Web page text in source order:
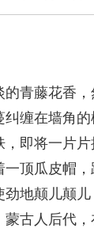
青藤花香
缠在墙角的
即将一片
顶瓜皮帽
地颠儿颠
古人后代